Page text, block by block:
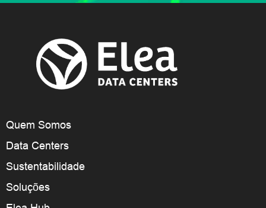
Quem Somos
Data Centers
Sustentabilidade
Soluções